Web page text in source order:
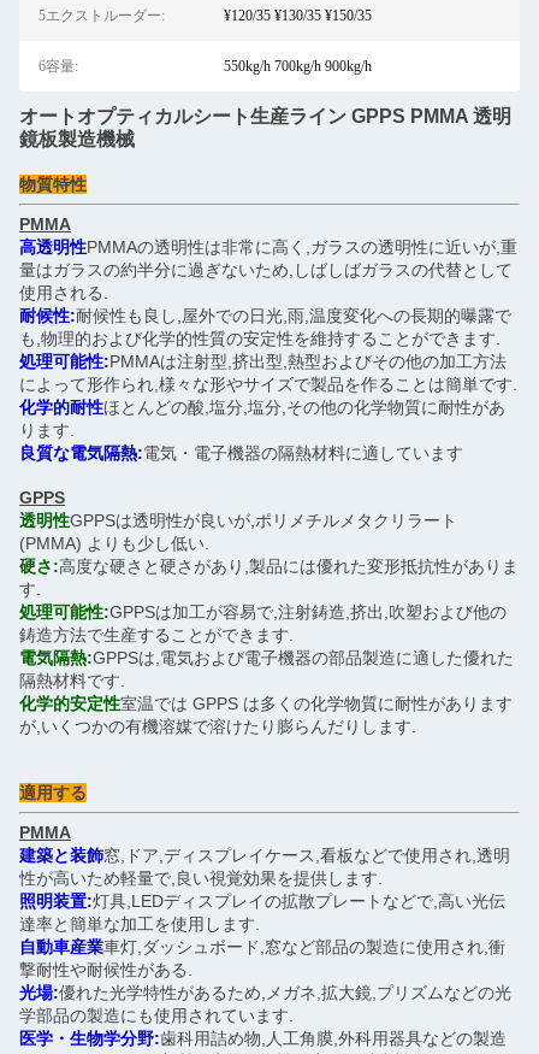
5エクストルーダー: ¥120/35 ¥130/35 ¥150/35
6容量: 550kg/h 700kg/h 900kg/h
オートオプティカルシート生産ライン GPPS PMMA 透明
鏡板製造機械
物質特性
PMMA
高透明性PMMAの透明性は非常に高く,ガラスの透明性に近いが,重
量はガラスの約半分に過ぎないため,しばしばガラスの代替として
使用される.
耐候性:耐候性も良し,屋外での日光,雨,温度変化への長期的曝露で
も,物理的および化学的性質の安定性を維持することができます.
処理可能性:PMMAは注射型,挤出型,熱型およびその他の加工方法
によって形作られ,様々な形やサイズで製品を作ることは簡単です.
化学的耐性ほとんどの酸,塩分,塩分,その他の化学物質に耐性があ
ります.
良質な電気隔熱:電気・電子機器の隔熱材料に適しています
GPPS
透明性GPPSは透明性が良いが,ポリメチルメタクリラート
(PMMA) よりも少し低い.
硬さ:高度な硬さと硬さがあり,製品には優れた変形抵抗性がありま
す.
処理可能性:GPPSは加工が容易で,注射鋳造,挤出,吹塑および他の
鋳造方法で生産することができます.
電気隔熱:GPPSは,電気および電子機器の部品製造に適した優れた
隔熱材料です.
化学的安定性室温では GPPS は多くの化学物質に耐性があります
が,いくつかの有機溶媒で溶けたり膨らんだりします.
適用する
PMMA
建築と装飾窓,ドア,ディスプレイケース,看板などで使用され,透明
性が高いため軽量で,良い視覚効果を提供します.
照明装置:灯具,LEDディスプレイの拡散プレートなどで,高い光伝
達率と簡単な加工を使用します.
自動車産業車灯,ダッシュボード,窓など部品の製造に使用され,衝
撃耐性や耐候性がある.
光場:優れた光学特性があるため,メガネ,拡大鏡,プリズムなどの光
学部品の製造にも使用されています.
医学・生物学分野:歯科用詰め物,人工角膜,外科用器具などの製造